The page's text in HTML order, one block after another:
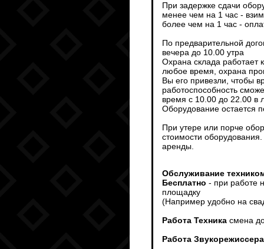
При задержке сдачи
менее чем на 1 час -
более чем на 1 час -
По предварительной
вечера до 10.00 утра
Охрана склада работает
любое время, охрана
Вы его привезли, чтобы
работоспособность
время с 10.00 до 22.00 в
Оборудование остается
При утере или порче
стоимости
аренды.
Обслуживание
Бесплатно - при работе
площадку
(Например удобно на
Работа Техника смена
Работа Звукорежиссера